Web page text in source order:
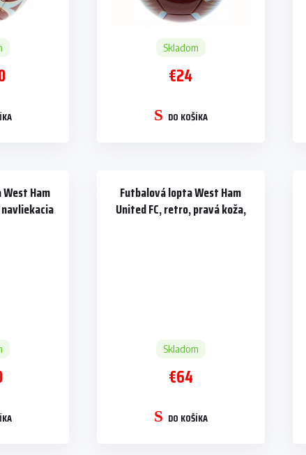
Skladom
€24
DO KOŠÍKA
Ham
Futbalová lopta West Ham
United FC, retro, pravá koža,
Skladom
€64
DO KOŠÍKA